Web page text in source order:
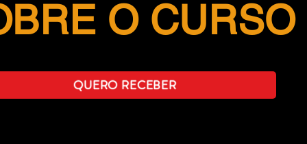
O CURSO
QUERO RECEBER